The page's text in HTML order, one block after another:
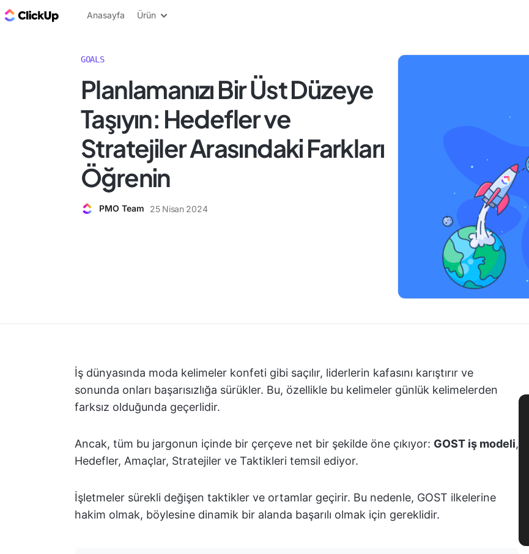
ClickUp Blog
Anasayfa Ürün
GOALS
Planlamanızı Bir Üst Düzeye
Taşıyın: Hedefler ve
Stratejiler Arasındaki Farkları
Öğrenin
PMO Team 25 Nisan 2024
İş dünyasında moda kelimeler konfeti gibi saçılır, liderlerin kafasını karıştırır ve
sonunda onları başarısızlığa sürükler. Bu, özellikle bu kelimeler günlük kelimelerden
farksız olduğunda geçerlidir.
Ancak, tüm bu jargonun içinde bir çerçeve net bir şekilde öne çıkıyor: GOST iş modeli,
Hedefler, Amaçlar, Stratejiler ve Taktikleri temsil ediyor.
İşletmeler sürekli değişen taktikler ve ortamlar geçirir. Bu nedenle, GOST ilkelerine
hakim olmak, böylesine dinamik bir alanda başarılı olmak için gereklidir.